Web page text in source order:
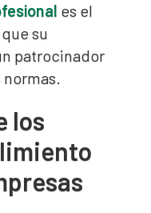
es el
su
patrocinador
los